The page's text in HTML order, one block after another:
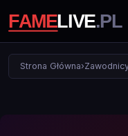
Strona Główna›